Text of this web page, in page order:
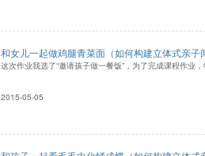
和女儿一起做鸡腿青菜面（如何构建立体式亲子
这次作业我选了“邀请孩子做一餐饭”，为了完成课程作业
2015-05-05